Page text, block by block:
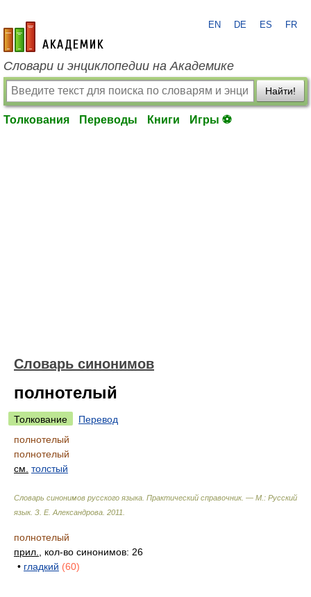
academic.ru
EN DE ES FR
Словари и энциклопедии на Академике
Найти!
Толкования Переводы Книги Игры ⚽
Словарь синонимов
полнотелый
Толкование
Перевод
полнотелый
полнотелый
см. толстый
Словарь синонимов русского языка. Практический справочник. — М.: Русский
язык. З. Е. Александрова 2011
полнотелый
прил.
, кол-во синонимов: 26
• гладкий (60)